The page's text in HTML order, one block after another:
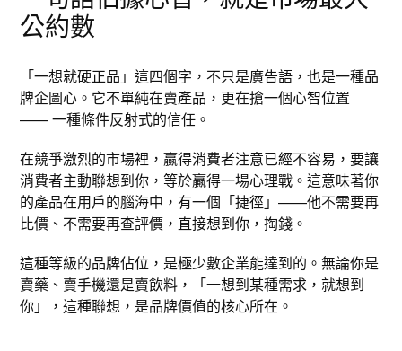
公約數
「一想就硬正品 」這四個字，不只是廣告語，也是一種品
牌企圖心。它不單純在賣產品，更在搶一個心智位置
—— 一種條件反射式的信任。
在競爭激烈的市場裡，贏得消費者注意已經不容易，要讓
消費者主動聯想到你，等於贏得一場心理戰。這意味著你
的產品在用戶的腦海中，有一個「捷徑」——他不需要再
比價、不需要再查評價，直接想到你，掏錢。
這種等級的品牌佔位，是極少數企業能達到的。無論你是
賣藥、賣手機還是賣飲料，「一想到某種需求，就想到
你」，這種聯想，是品牌價值的核心所在。